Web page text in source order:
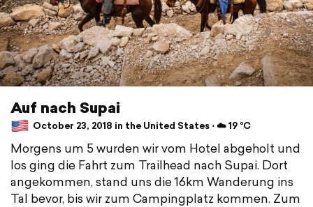
Auf nach Supai
October 23, 2018 in the United States ⋅ ☁️ 19 °C
Morgens um 5 wurden wir vom Hotel abgeholt und
los ging die Fahrt zum Trailhead nach Supai. Dort
angekommen, stand uns die 16km Wanderung ins
Tal bevor, bis wir zum Campingplatz kommen. Zum